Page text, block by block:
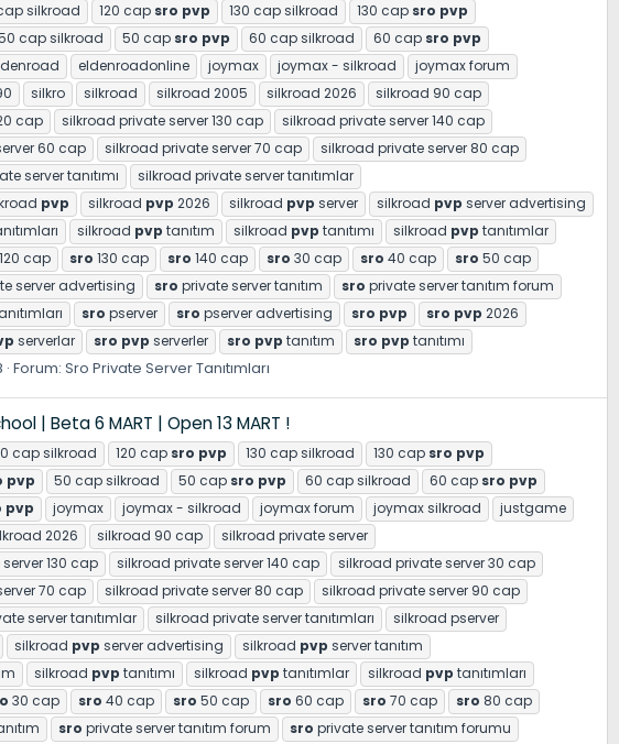
silkroad 120 cap sro pvp 130 cap silkroad 130 cap sro pvp
cap silkroad 50 cap sro pvp 60 cap silkroad 60 cap sro pvp
eldenroadonline joymax joymax - silkroad
joymax forum
silkro silkroad silkroad 2005 silkroad 2026
silkroad 90 cap
cap silkroad private server 130 cap
silkroad private server 140 cap
60 cap silkroad private server 70 cap
silkroad private server 80 cap
server tanıtımı
silkroad private server tanıtımlar
pvp silkroad pvp 2026 silkroad pvp server silkroad pvp server advertising
silkroad pvp tanıtım silkroad pvp tanıtımı silkroad pvp tanıtımlar
120 cap sro 130 cap sro 140 cap sro 30 cap sro 40 cap sro 50 cap
server advertising sro private server tanıtım sro private server tanıtım forum
sro pserver sro pserver advertising sro pvp sro pvp 2026
serverlar sro pvp serverler sro pvp tanıtım sro pvp tanıtımı
Forum: Sro Private Server Tanıtımları
| Beta 6 MART | Open 13 MART !
cap silkroad 120 cap sro pvp 130 cap silkroad 130 cap sro pvp
pvp 50 cap silkroad 50 cap sro pvp 60 cap silkroad 60 cap sro pvp
pvp joymax joymax - silkroad joymax forum joymax silkroad
justgame
2026 silkroad 90 cap
silkroad private server
130 cap silkroad private server 140 cap
silkroad private server 30 cap
70 cap silkroad private server 80 cap
silkroad private server 90 cap
server tanıtımlar silkroad private server tanıtımları
silkroad pserver
silkroad pvp server advertising silkroad pvp server tanıtım
silkroad pvp tanıtımı silkroad pvp tanıtımlar silkroad pvp tanıtımları
30 cap sro 40 cap sro 50 cap sro 60 cap sro 70 cap sro 80 cap
sro private server tanıtım forum sro private server tanıtım forumu